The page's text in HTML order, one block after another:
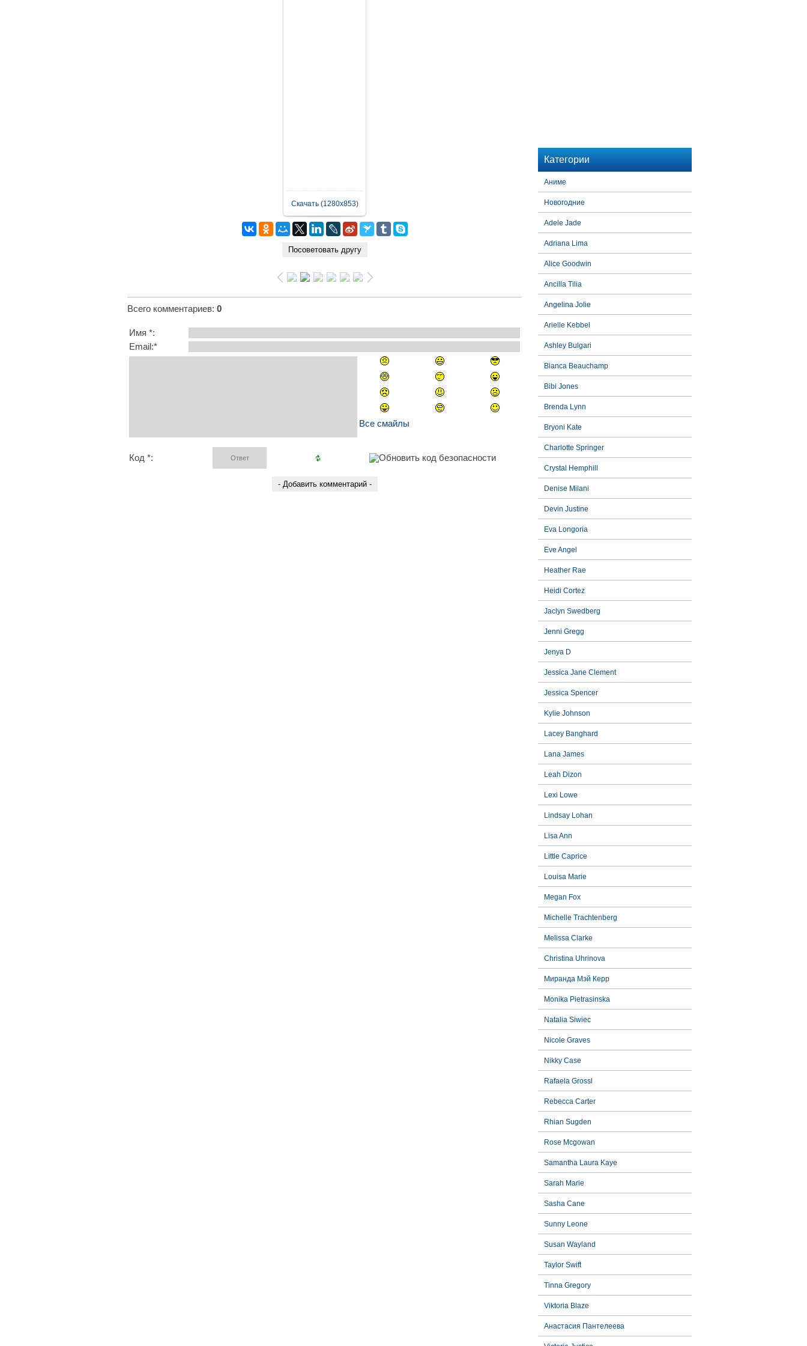
Скачать (1280x853)
Всего комментариев: 0
Имя *:
Email:*
Все смайлы
Код *:
Категории
Аниме
Новогодние
Adele Jade
Adriana Lima
Alice Goodwin
Ancilla Tilia
Angelina Jolie
Arielle Kebbel
Ashley Bulgari
Bianca Beauchamp
Bibi Jones
Brenda Lynn
Bryoni Kate
Charlotte Springer
Crystal Hemphill
Denise Milani
Devin Justine
Eva Longoria
Eve Angel
Heather Rae
Heidi Cortez
Jaclyn Swedberg
Jenni Gregg
Jenya D
Jessica Jane Clement
Jessica Spencer
Kylie Johnson
Lacey Banghard
Lana James
Leah Dizon
Lexi Lowe
Lindsay Lohan
Lisa Ann
Little Caprice
Louisa Marie
Megan Fox
Michelle Trachtenberg
Melissa Clarke
Christina Uhrinova
Миранда Мэй Керр
Monika Pietrasinska
Natalia Siwiec
Nicole Graves
Nikky Case
Rafaela Grossl
Rebecca Carter
Rhian Sugden
Rose Mcgowan
Samantha Laura Kaye
Sarah Marie
Sasha Cane
Sunny Leone
Susan Wayland
Taylor Swift
Tinna Gregory
Viktoria Blaze
Анастасия Пантелеева